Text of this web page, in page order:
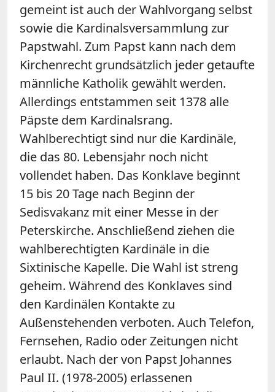
gemeint ist auch der Wahlvorgang selbst
sowie die Kardinalsversammlung zur
Papstwahl. Zum Papst kann nach dem
Kirchenrecht grundsätzlich jeder getaufte
männliche Katholik gewählt werden.
Allerdings entstammen seit 1378 alle
Päpste dem Kardinalsrang.
Wahlberechtigt sind nur die Kardinäle,
die das 80. Lebensjahr noch nicht
vollendet haben. Das Konklave beginnt
15 bis 20 Tage nach Beginn der
Sedisvakanz mit einer Messe in der
Peterskirche. Anschließend ziehen die
wahlberechtigten Kardinäle in die
Sixtinische Kapelle. Die Wahl ist streng
geheim. Während des Konklaves sind
den Kardinälen Kontakte zu
Außenstehenden verboten. Auch Telefon,
Fernsehen, Radio oder Zeitungen nicht
erlaubt. Nach der von Papst Johannes
Paul II. (1978-2005) erlassenen